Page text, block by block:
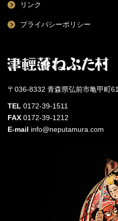
リンク
プライバシーポリシー
〒036-8332 青森県弘前市亀甲町61
TEL 0172-39-1511
FAX 0172-39-1212
E-mail info@neputamura.com